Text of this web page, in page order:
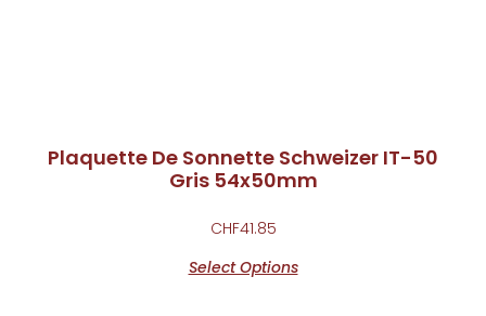
Plaquette De Sonnette Schweizer IT-50
Gris 54x50mm
CHF41.85
Select Options